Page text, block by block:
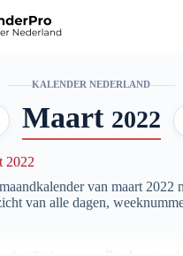
KALENDER NEDERLAND
Maart 2022
2022
van maart 2022
van alle dagen,